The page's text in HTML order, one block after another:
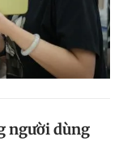
người dùng